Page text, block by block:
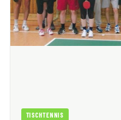
TISCHTENNIS